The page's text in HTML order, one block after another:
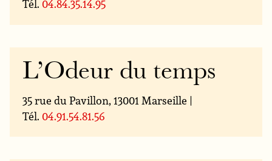
Tél. 04.84.35.14.95
L’Odeur du temps
35 rue du Pavillon, 13001 Marseille |
Tél. 04.91.54.81.56